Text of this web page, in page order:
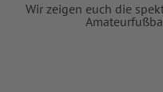
Wir zeigen euch die